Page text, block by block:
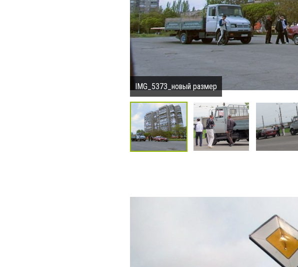
IMG_5373_новый размер